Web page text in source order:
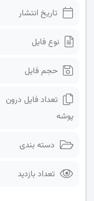
تاریخ انتشار
نوع فایل
حجم فایل
تعداد فایل درون
پوشه
دسته بندی
تعداد بازدید